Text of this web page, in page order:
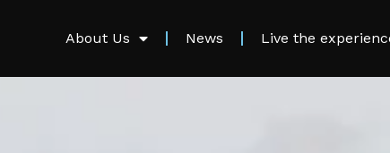
About Us News Live the